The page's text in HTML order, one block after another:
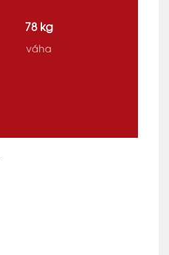
78 kg
váha